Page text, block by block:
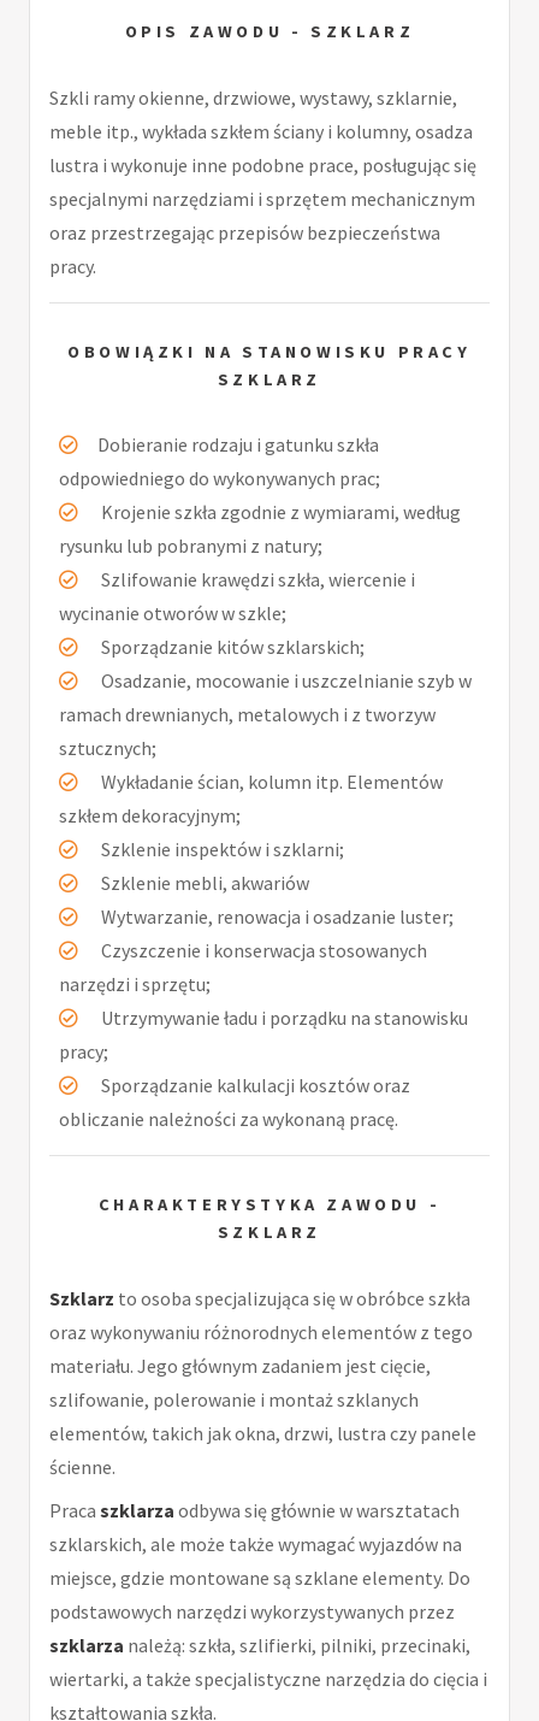
OPIS ZAWODU - SZKLARZ
Szkli ramy okienne, drzwiowe, wystawy, szklarnie,
meble itp., wykłada szkłem ściany i kolumny, osadza
lustra i wykonuje inne podobne prace, posługując się
specjalnymi narzędziami i sprzętem mechanicznym
oraz przestrzegając przepisów bezpieczeństwa
pracy.
OBOWIĄZKI NA STANOWISKU PRACY
SZKLARZ
Dobieranie rodzaju i gatunku szkła
odpowiedniego do wykonywanych prac;
Krojenie szkła zgodnie z wymiarami, według
rysunku lub pobranymi z natury;
Szlifowanie krawędzi szkła, wiercenie i
wycinanie otworów w szkle;
Sporządzanie kitów szklarskich;
Osadzanie, mocowanie i uszczelnianie szyb w
ramach drewnianych, metalowych i z tworzyw
sztucznych;
Wykładanie ścian, kolumn itp. Elementów
szkłem dekoracyjnym;
Szklenie inspektów i szklarni;
Szklenie mebli, akwariów
Wytwarzanie, renowacja i osadzanie luster;
Czyszczenie i konserwacja stosowanych
narzędzi i sprzętu;
Utrzymywanie ładu i porządku na stanowisku
pracy;
Sporządzanie kalkulacji kosztów oraz
obliczanie należności za wykonaną pracę.
CHARAKTERYSTYKA ZAWODU -
SZKLARZ
Szklarz to osoba specjalizująca się w obróbce szkła
oraz wykonywaniu różnorodnych elementów z tego
materiału. Jego głównym zadaniem jest cięcie,
szlifowanie, polerowanie i montaż szklanych
elementów, takich jak okna, drzwi, lustra czy panele
ścienne.
Praca szklarza odbywa się głównie w warsztatach
szklarskich, ale może także wymagać wyjazdów na
miejsce, gdzie montowane są szklane elementy. Do
podstawowych narzędzi wykorzystywanych przez
szklarza należą: szkła, szlifierki, pilniki, przecinaki,
wiertarki, a także specjalistyczne narzędzia do cięcia i
kształtowania szkła.